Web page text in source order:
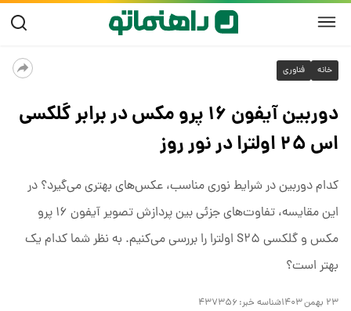
خانه فناوری
دوربین آیفون ۱۶ پرو مکس در برابر گلکسی
اس ۲۵ اولترا در نور روز
کدام دوربین در شرایط نوری مناسب، عکس‌های بهتری می‌گیرد؟ در
این مقایسه، تفاوت‌های جزئی بین پردازش تصویر آیفون ۱۶ پرو
مکس و گلکسی S۲۵ اولترا را بررسی می‌کنیم. به نظر شما کدام یک
بهتر است؟
۲۳ بهمن ۱۴۰۳ شناسه خبر: ۴۳۷۳۵۶